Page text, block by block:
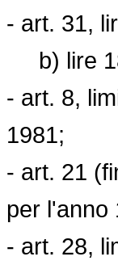
- art. 31,
b) lire
- art. 8,
1981;
- art. 21
per l'anno
- art. 28,